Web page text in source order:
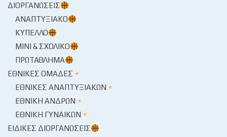
ΔΙΟΡΓΑΝΏΣΕΙΣ
ΑΝΑΠΤΥΞΙΑΚΌ
ΚΎΠΕΛΛΟ
ΜΊΝΙ & ΣΧΟΛΙΚΌ
ΠΡΩΤΆΘΛΗΜΑ
ΕΘΝΙΚΈΣ ΟΜΆΔΕΣ
ΕΘΝΙΚΈΣ ΑΝΑΠΤΥΞΙΑΚΏΝ
ΕΘΝΙΚΉ ΑΝΔΡΏΝ
ΕΘΝΙΚΉ ΓΥΝΑΙΚΏΝ
ΕΙΔΙΚΈΣ ΔΙΟΡΓΑΝΏΣΕΙΣ